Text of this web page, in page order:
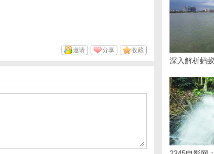
收藏
分享
邀请